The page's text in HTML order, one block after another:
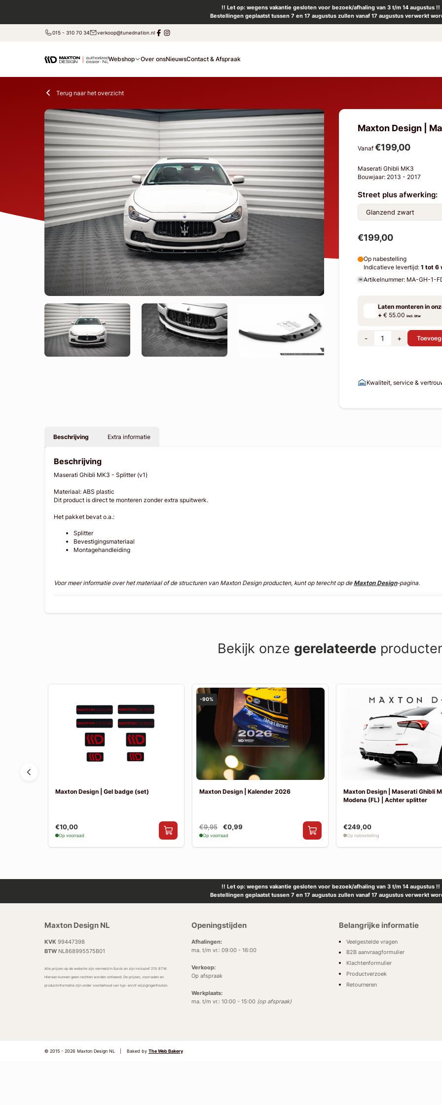
!! Let op: wegens vakantie gesloten voor bezoek/afhaling van 3 t/m 14 augustus !!
Bestellingen geplaatst tussen 7 en 17 augustus zullen vanaf 17 augustus verwerkt
015 - 310 70 34 verkoop@tunednation.nl
Webshop Over onsNieuwsContact & Afspraak
Terug naar het overzicht
Maxton Design |
Vanaf €199,00
Maserati Ghibli MK3
Bouwjaar: 2013 - 2017
Street plus afwerking:
€199,00
Op nabestelling
Indicatieve levertijd: 1 tot 6
Artikelnummer: MA-GH-1-
Laten monteren in
+€ 55.00 incl. btw
- +
Kwaliteit, service &
Beschrijving Extra informatie
Beschrijving
Maserati Ghibli MK3 - Splitter (v1)
Materiaal: ABS plastic
Dit product is direct te monteren zonder extra spuitwerk.
Het pakket bevat o.a.:
Splitter
Bevestigingsmateriaal
Montagehandleiding
Voor meer informatie over het materiaal of de structuren van Maxton Design producten, kunt op terecht op deMaxton Design-pagina.
Bekijk onze gerelateerde
Maxton Design | Gel badge (set)
€10,00
Op voorraad
-90%
Maxton Design | Kalender 2026
€9,95 €0,99
Op voorraad
Maxton Design | Maserati Ghibli
Modena (FL) | Achter splitter
€249,00
Op nabestelling
!! Let op: wegens vakantie gesloten voor bezoek/afhaling van 3 t/m 14 augustus !!
Bestellingen geplaatst tussen 7 en 17 augustus zullen vanaf 17 augustus verwerkt
Maxton Design NL
KVK 99447398
BTWNL868995575B01
Alle prijzen op de website zijn vermeld in Euro’s en zijn inclusief 21% BTW.
Hieraan kunnen geen rechten worden ontleend. De prijzen, voorraden en
productinformatie zijn onder voorbehoud van typ- en/of wijzigingenfouten.
Openingstijden
Afhalingen:
ma. t/m vr.: 09:00 - 16:00
Verkoop:
Op afspraak
Werkplaats:
ma. t/m vr.: 10:00 - 15:00 (op afspraak)
Belangrijke informatie
Veelgestelde vragen
B2B aanvraagformulier
Klachtenformulier
Productverzoek
Retourneren
© 2015 - 2026 Maxton Design NL Baked by The Web Bakery